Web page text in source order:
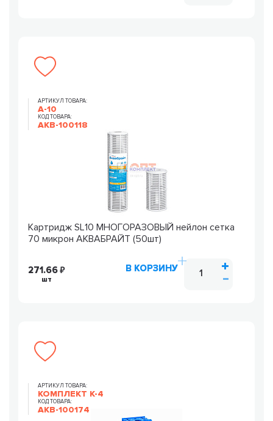
АРТИКУЛ ТОВАРА:
А-10
КОД ТОВАРА:
AKB-100118
Картридж SL10 МНОГОРАЗОВЫЙ нейлон сетка
70 микрон АКВАБРАЙТ (50шт)
271.66
шт
В КОРЗИНУ
АРТИКУЛ ТОВАРА:
КОМПЛЕКТ К-4
КОД ТОВАРА:
AKB-100174